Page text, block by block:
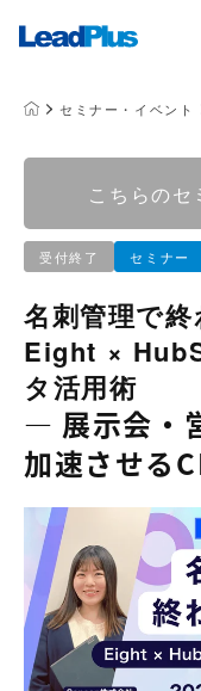
Web制作
マーケティングコン
コンテンツ制作
マーケティング基盤
Leadplus One
サイトアクセス解析ダ
ボード
【店舗型ビジネス向
ア
マーケティングサー
【IT企業向け】マー
グ
サービス
セミナー・イベント
こちらのセ
受付終了 セミナー
名刺管理で終
Eight ×
タ活用術
― 展示会・
加速させる